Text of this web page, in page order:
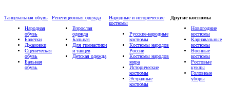
Танцевальная обувь
Народная
обувь
Балетки
Джазовки
Сценическая
обувь
Бальная
обувь
Репетиционная одежда
Взрослая
одежда
Бальная
Для гимнастики
и танцев
Детская одежда
Народные и исторические
костюмы
Русские-народные
костюмы
Костюмы народов
России
Костюмы народов
мира
Исторические
костюмы
Эстрадные
костюмы
Другие костюмы
Новогодние
костюмы
Карнавальные
костюмы
Военные
костюмы
Ростовые
куклы
Головные
уборы